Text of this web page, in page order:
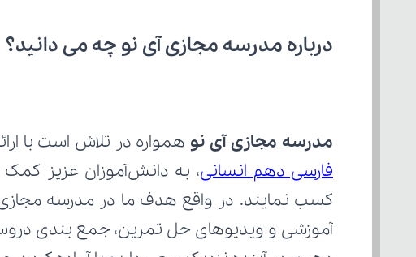
درباره مدرسه مجازی آی نو چه می‌ دانید؟
مدرسه مجازی آی نو همواره در تلاش است با
فارسی دهم انسانی